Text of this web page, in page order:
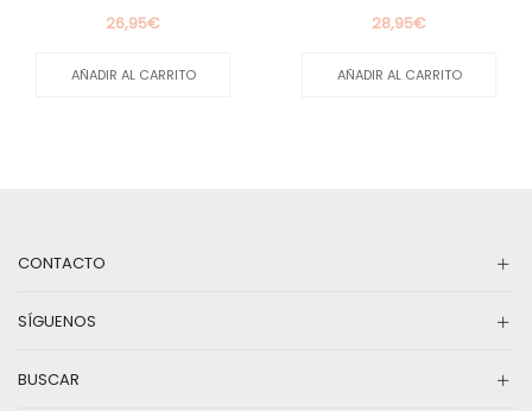
26,95€
AÑADIR AL CARRITO
28,95€
AÑADIR AL CARRITO
CONTACTO
SÍGUENOS
BUSCAR